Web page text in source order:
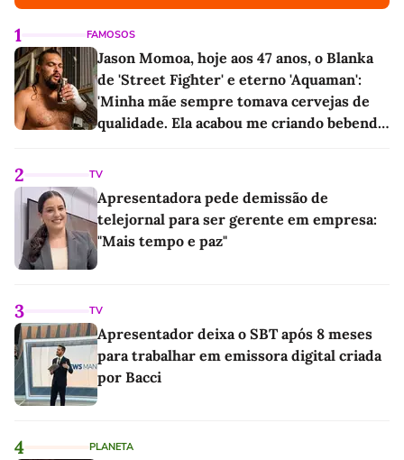
1 FAMOSOS
Jason Momoa, hoje aos 47 anos, o Blanka
de 'Street Fighter' e eterno 'Aquaman':
'Minha mãe sempre tomava cervejas de
qualidade. Ela acabou me criando bebendo
2 TV
Apresentadora pede demissão de
telejornal para ser gerente em empresa:
"Mais tempo e paz"
3 TV
Apresentador deixa o SBT após 8 meses
para trabalhar em emissora digital criada
por Bacci
4 PLANETA